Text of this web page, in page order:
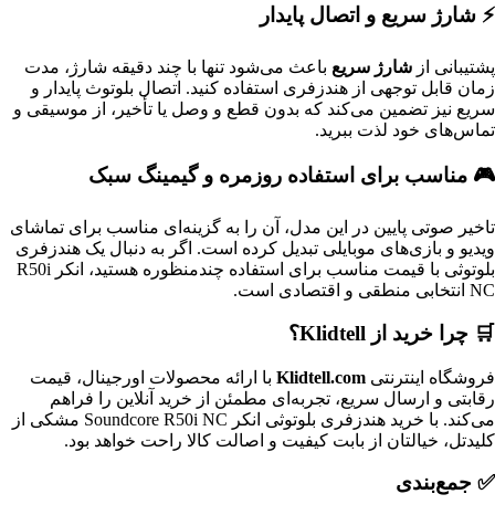
⚡ شارژ سریع و اتصال پایدار
پشتیبانی از شارژ سریع باعث می‌شود تنها با چند دقیقه شارژ، مدت
زمان قابل توجهی از هندزفری استفاده کنید. اتصال بلوتوث پایدار و
سریع نیز تضمین می‌کند که بدون قطع و وصل یا تأخیر، از موسیقی و
تماس‌های خود لذت ببرید.
🎮 مناسب برای استفاده روزمره و گیمینگ سبک
تاخیر صوتی پایین در این مدل، آن را به گزینه‌ای مناسب برای تماشای
ویدیو و بازی‌های موبایلی تبدیل کرده است. اگر به دنبال یک هندزفری
بلوتوثی با قیمت مناسب برای استفاده چندمنظوره هستید، انکر R50i
NC انتخابی منطقی و اقتصادی است.
🛒 چرا خرید از Klidtell؟
فروشگاه اینترنتی Klidtell.com با ارائه محصولات اورجینال، قیمت
رقابتی و ارسال سریع، تجربه‌ای مطمئن از خرید آنلاین را فراهم
می‌کند. با خرید هندزفری بلوتوثی انکر Soundcore R50i NC مشکی از
کلیدتل، خیالتان از بابت کیفیت و اصالت کالا راحت خواهد بود.
✅ جمع‌بندی